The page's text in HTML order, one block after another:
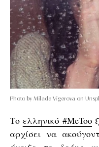
Photo by Milada Vigerova on
Τοελληνικό #MeToo
αρχίσει να